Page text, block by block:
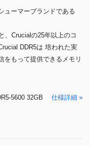
ューマーブランドである
、Crucialの25年以上のコ
DDR5は 培われた実
をもって提供できるメモリ
5600 32GB 仕様詳細 »